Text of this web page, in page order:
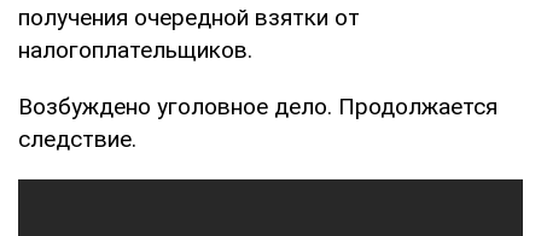
получения очередной взятки от
налогоплательщиков.
Возбуждено уголовное дело. Продолжается
следствие.